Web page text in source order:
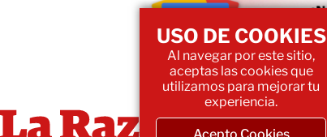
USO DE COOKIES
Al navegar por este sitio,
aceptas las cookies que
utilizamos para mejorar tu
experiencia.
Acepto Cookies